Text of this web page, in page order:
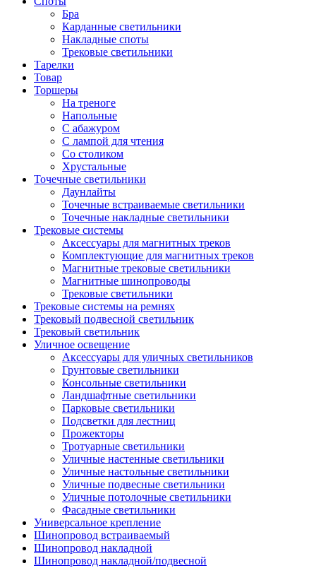
Бра
Карданные светильники
Накладные споты
Трековые светильники
Тарелки
Товар
Торшеры
На треноге
Напольные
С абажуром
С лампой для чтения
Со столиком
Хрустальные
Точечные светильники
Даунлайты
Точечные встраиваемые светильники
Точечные накладные светильники
Трековые системы
Аксессуары для магнитных треков
Комплектующие для магнитных треков
Магнитные трековые светильники
Магнитные шинопроводы
Трековые светильники
Трековые системы на ремнях
Трековый подвесной светильник
Трековый светильник
Уличное освещение
Аксессуары для уличных светильников
Грунтовые светильники
Консольные светильники
Ландшафтные светильники
Парковые светильники
Подсветки для лестниц
Прожекторы
Тротуарные светильники
Уличные настенные светильники
Уличные настольные светильники
Уличные подвесные светильники
Уличные потолочные светильники
Фасадные светильники
Универсальное крепление
Шинопровод встраиваемый
Шинопровод накладной
Шинопровод накладной/подвесной